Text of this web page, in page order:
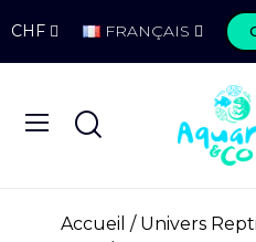
CHF FRANÇAIS
Accueil Univers